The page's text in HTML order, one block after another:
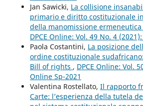
Jan Sawicki, La collisione
primario e diritto costituzionale
della manomissione
DPCE Online: Vol. 49 No. 4
Paola Costantini, La posizione
ordine costituzionale
Bill of rights , DPCE Online: Vol.
Online Sp-2021
Valentina Rostellato, Il rapporto
Carte: l’esperienza della tutela